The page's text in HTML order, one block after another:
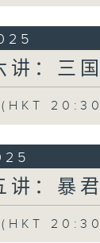
讲：三
讲：暴